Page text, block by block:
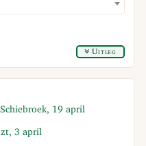
Uitleg
19 april
3 april